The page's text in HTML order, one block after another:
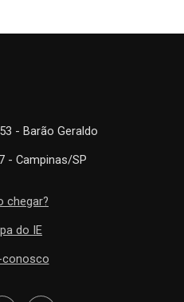
- Barão Geraldo
- Campinas/SP
chegar?
do IE